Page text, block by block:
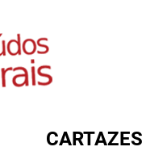
CARTAZES